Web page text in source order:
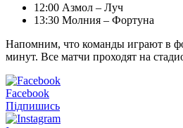
12:00 Азмол – Луч
13:30 Молния – Фортуна
Напомним, что команды играют в
минут. Все матчи проходят на
Facebook
Підпишись